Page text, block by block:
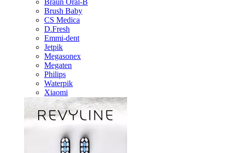
Braun Oral-B
Brush Baby
CS Medica
D.Fresh
Emmi-dent
Jetpik
Megasonex
Megaten
Philips
Waterpik
Xiaomi